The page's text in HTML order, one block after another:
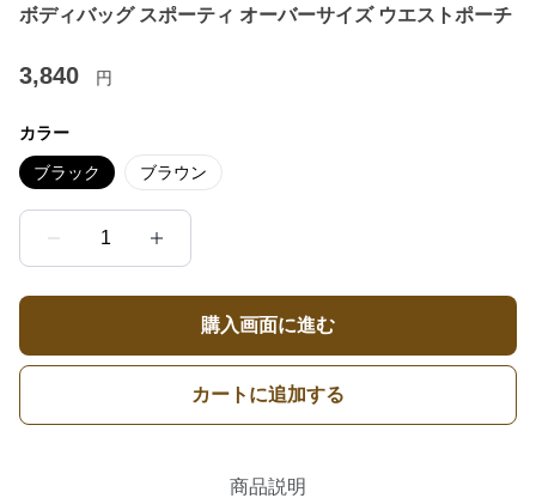
ボディバッグ スポーティ オーバーサイズ ウエストポーチ
3,840 円
カラー
ブラック ブラウン
1
購入画面に進む
カートに追加する
商品説明